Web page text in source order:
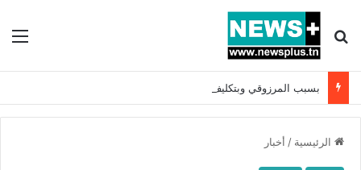
بحث عن
الرئيسية / أخبار